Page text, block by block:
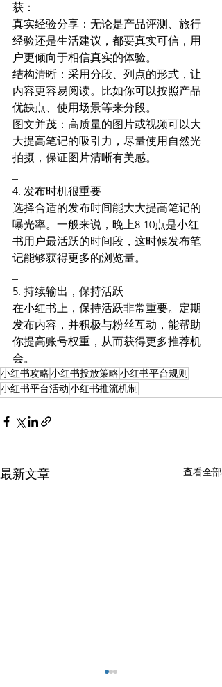
获：
真实经验分享：无论是产品评测、旅行
经验还是生活建议，都要真实可信，用
户更倾向于相信真实的体验。
结构清晰：采用分段、列点的形式，让
内容更容易阅读。比如你可以按照产品
优缺点、使用场景等来分段。
图文并茂：高质量的图片或视频可以大
大提高笔记的吸引力，尽量使用自然光
拍摄，保证图片清晰有美感。
4. 发布时机很重要
选择合适的发布时间能大大提高笔记的
曝光率。一般来说，晚上8-10点是小红
书用户最活跃的时间段，这时候发布笔
记能够获得更多的浏览量。
5. 持续输出，保持活跃
在小红书上，保持活跃非常重要。定期
发布内容，并积极与粉丝互动，能帮助
你提高账号权重，从而获得更多推荐机
会。
小红书攻略小红书投放策略小红书平台规则
小红书平台活动小红书推流机制
最新文章 查看全部